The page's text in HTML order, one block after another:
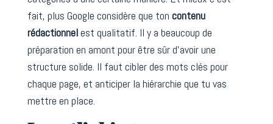
fait, plus Google considère que ton contenu
rédactionnelest qualitatif. Il y a beaucoup de
préparation en amont pour être sûr d’avoir une
structure solide. Il faut cibler des mots clés pour
chaque page, et anticiper la hiérarchie que tu vas
mettre en place.